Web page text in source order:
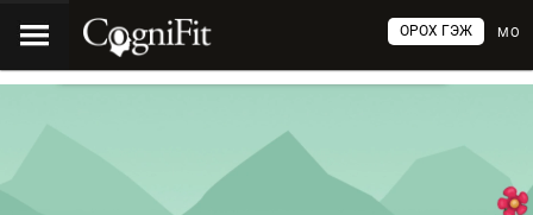
МО
ОРОХ ГЭЖ